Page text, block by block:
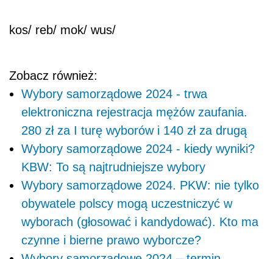
kos/ reb/ mok/ wus/
Zobacz również:
Wybory samorządowe 2024 - trwa
elektroniczna rejestracja mężów zaufania.
280 zł za I turę wyborów i 140 zł za drugą
Wybory samorządowe 2024 - kiedy wyniki?
KBW: To są najtrudniejsze wybory
Wybory samorządowe 2024. PKW: nie tylko
obywatele polscy mogą uczestniczyć w
wyborach (głosować i kandydować). Kto ma
czynne i bierne prawo wyborcze?